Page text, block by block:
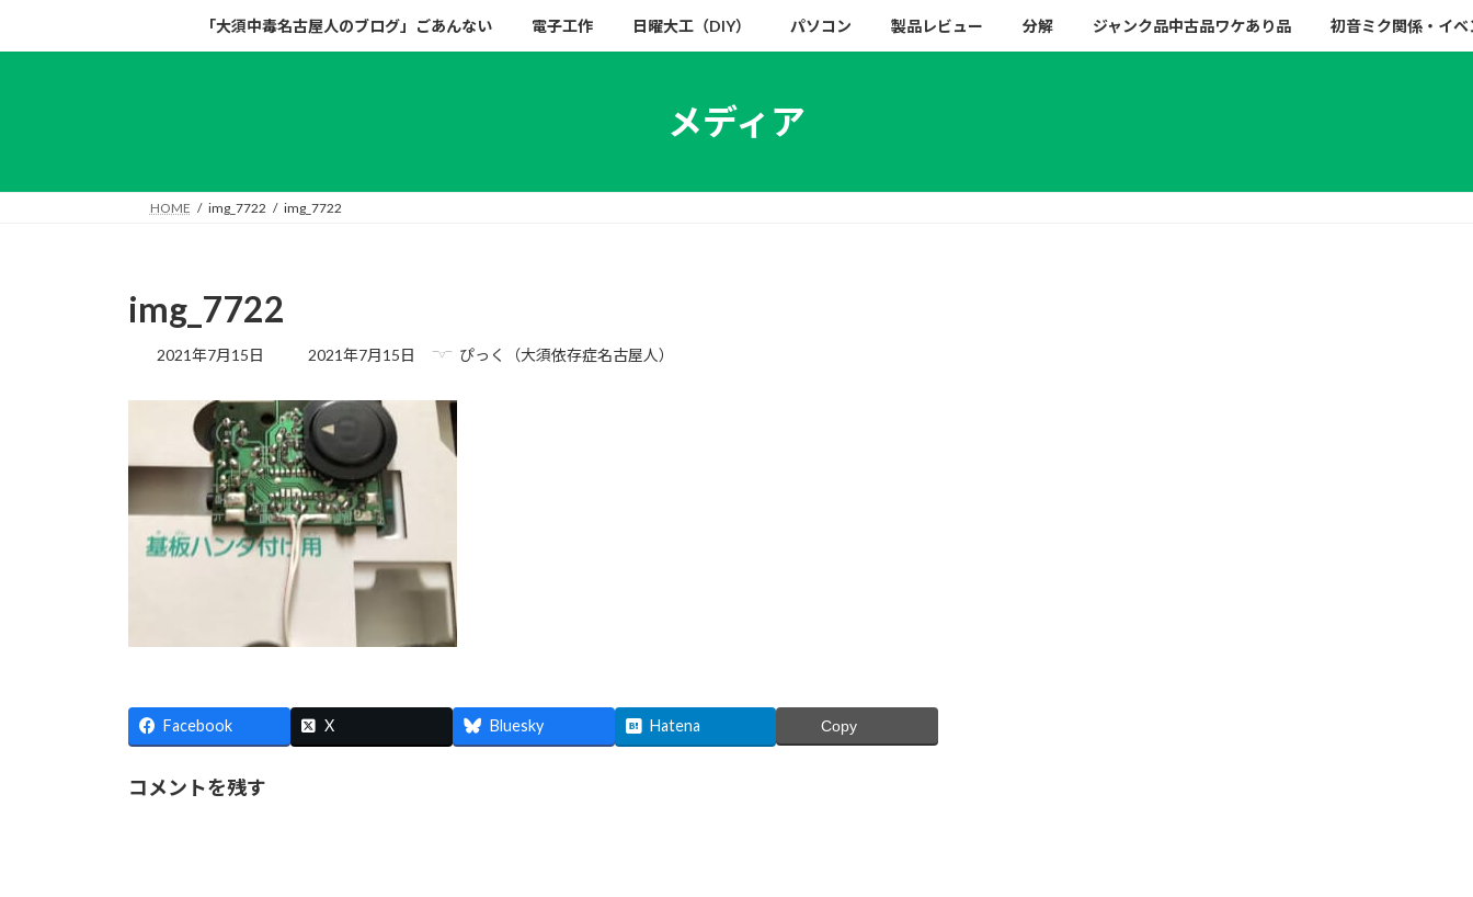
キ
に
「大須中毒名古屋人のブログ」ごあんない 電子工作 日曜大工（DIY） パソコン 製品レビュー 分解 ジャンク品中古品ワケあり品 初音ミク関係・イベ
メディア
HOME img_7722 img_7722
img_7722
2021年7月15日
最
更
新
日
時
:
2021年7月15日 ぴっく（大須依存症名古屋人）
Facebook X Bluesky Hatena Copy
コメントを残す